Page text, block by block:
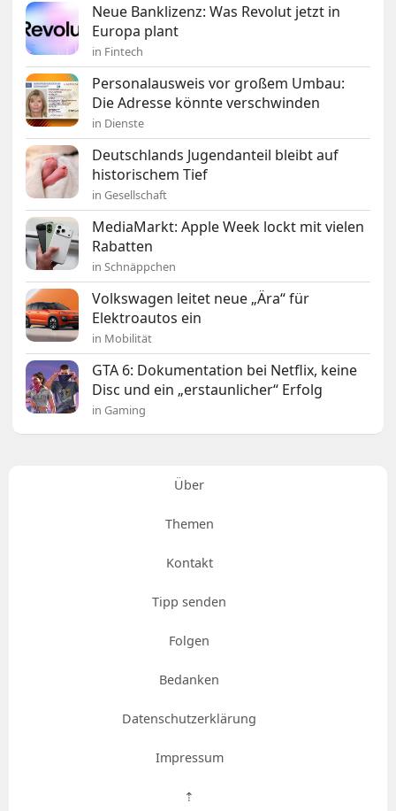
Neue Banklizenz: Was Revolut jetzt in
Europa plant
in Fintech
Personalausweis vor großem Umbau:
Die Adresse könnte verschwinden
in Dienste
Deutschlands Jugendanteil bleibt auf
historischem Tief
in Gesellschaft
MediaMarkt: Apple Week lockt mit vielen
Rabatten
in Schnäppchen
Volkswagen leitet neue „Ära“ für
Elektroautos ein
in Mobilität
GTA 6: Dokumentation bei Netflix, keine
Disc und ein „erstaunlicher“ Erfolg
in Gaming
Über
Themen
Kontakt
Tipp senden
Folgen
Bedanken
Datenschutzerklärung
Impressum
⇡